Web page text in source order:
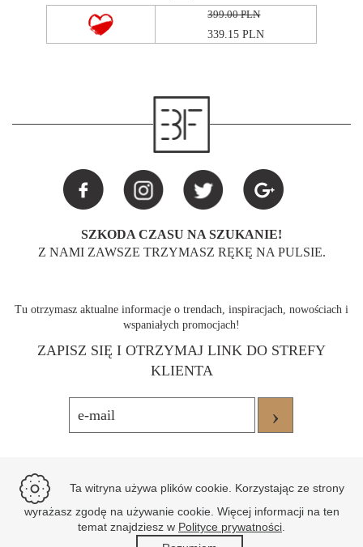
399.00 PLN
339.15 PLN
SZKODA CZASU NA SZUKANIE!
Z NAMI ZAWSZE TRZYMASZ RĘKĘ NA PULSIE.
Tu otrzymasz aktualne informacje o trendach, inspiracjach, nowościach i
wspaniałych promocjach!
ZAPISZ SIĘ I OTRZYMAJ LINK DO STREFY
KLIENTA
›
Ta witryna używa plików cookie. Korzystając ze strony
wyrażasz zgodę na używanie cookie. Więcej informacji na ten
temat znajdziesz w Polityce prywatności